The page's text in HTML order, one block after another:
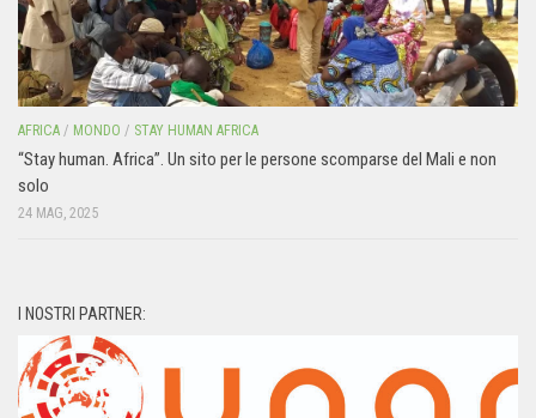
AFRICA / MONDO / STAY HUMAN AFRICA
“Stay human. Africa”. Un sito per le persone scomparse del Mali e non
solo
24 MAG, 2025
I NOSTRI PARTNER: